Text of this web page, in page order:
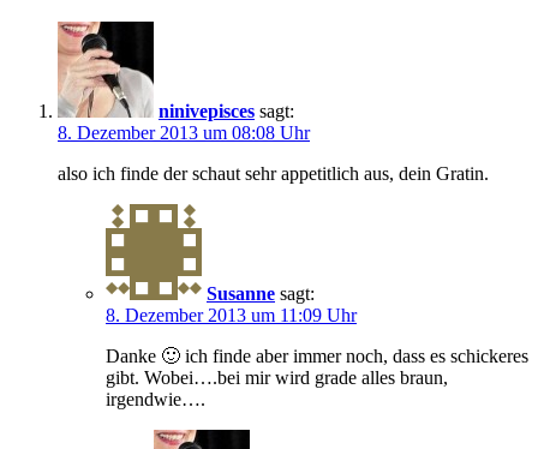
ninivepisces sagt:
8. Dezember 2013 um 08:08 Uhr
also ich finde der schaut sehr appetitlich aus, dein Gratin.
Susanne sagt:
8. Dezember 2013 um 11:09 Uhr
Danke 🙂 ich finde aber immer noch, dass es schickeres
gibt. Wobei….bei mir wird grade alles braun,
irgendwie….